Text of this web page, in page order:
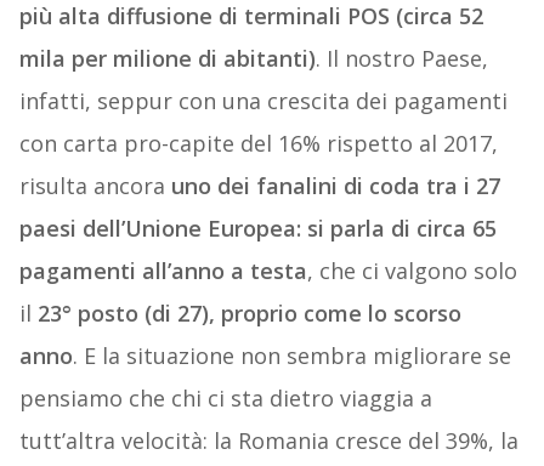
più alta diffusione di terminali POS (circa 52
mila per milione di abitanti). Il nostro Paese,
infatti, seppur con una crescita dei pagamenti
con carta pro-capite del 16% rispetto al 2017,
risulta ancora uno dei fanalini di coda tra i 27
paesi dell’Unione Europea: si parla di circa 65
pagamenti all’anno a testa, che ci valgono solo
il 23° posto (di 27), proprio come lo scorso
anno. E la situazione non sembra migliorare se
pensiamo che chi ci sta dietro viaggia a
tutt’altra velocità: la Romania cresce del 39%, la